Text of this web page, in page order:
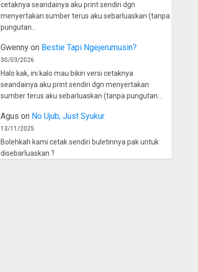
cetaknya seandainya aku print sendiri dgn
menyertakan sumber terus aku sebarluaskan (tanpa
pungutan…
Gwennyon Bestie Tapi Ngejerumusin?
30/03/2026
Halo kak, ini kalo mau bikin versi cetaknya
seandainya aku print sendiri dgn menyertakan
sumber terus aku sebarluaskan (tanpa pungutan…
Agus on No Ujub, Just Syukur
13/11/2025
Bolehkah kami cetak sendiri buletinnya pak untuk
disebarluaskan ?